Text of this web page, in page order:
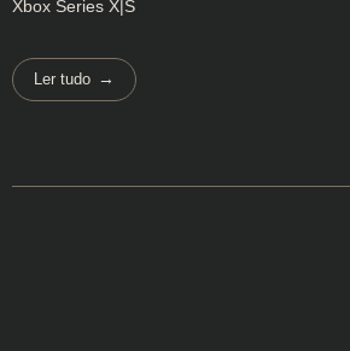
Xbox Series X|S
Ler tudo